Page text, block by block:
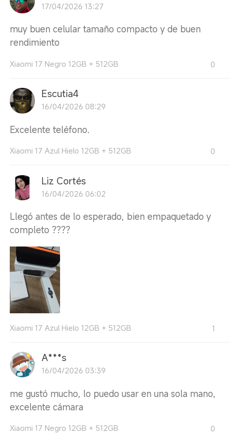
17/04/2026 13:27
muy buen celular tamaño compacto y de buen
rendimiento
Xiaomi 17 Negro 12GB + 512GB 0
Escutia4
16/04/2026 08:29
Excelente teléfono.
Xiaomi 17 Azul Hielo 12GB + 512GB 0
Liz Cortés
16/04/2026 06:02
Llegó antes de lo esperado, bien empaquetado y
completo ????
Xiaomi 17 Azul Hielo 12GB + 512GB 1
A***s
16/04/2026 03:39
me gustó mucho, lo puedo usar en una sola mano,
excelente cámara
Xiaomi 17 Negro 12GB + 512GB 0